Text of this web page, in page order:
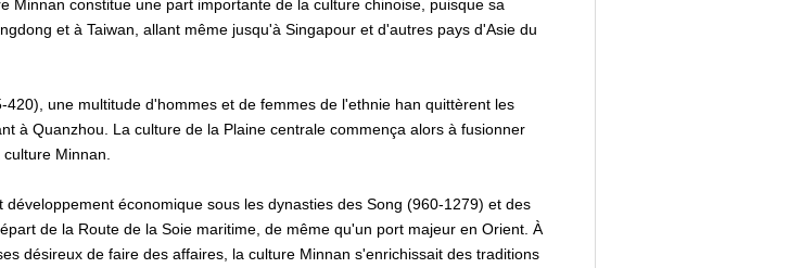
constitue une part importante de la culture chinoise, puisque sa
et à Taiwan, allant même jusqu'à Singapour et d'autres pays d'Asie du
une multitude d'hommes et de femmes de l'ethnie han quittèrent les
à Quanzhou. La culture de la Plaine centrale commença alors à fusionner
Minnan.
économique sous les dynasties des Song (960-1279) et des
de la Route de la Soie maritime, de même qu'un port majeur en Orient. À
désireux de faire des affaires, la culture Minnan s'enrichissait des traditions